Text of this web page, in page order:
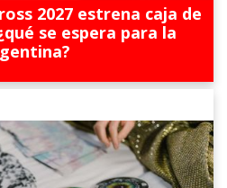
2027 estrena caja de
se espera para la